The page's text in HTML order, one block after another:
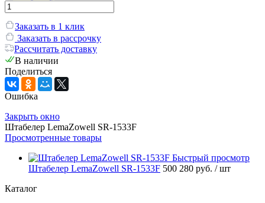
Заказать в 1 клик
Заказать в рассрочку
Рассчитать доставку
В наличии
Поделиться
Ошибка
Закрыть окно
Штабелер LemaZowell SR-1533F
Просмотренные товары
Быстрый просмотр
Штабелер LemaZowell SR-1533F 500 280 руб. / шт
Каталог